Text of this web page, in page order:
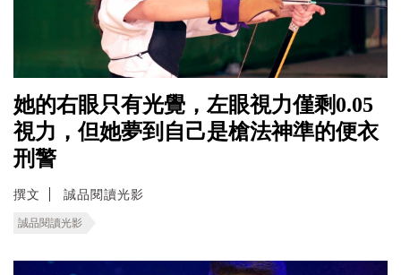
她的右眼只有光覺，左眼視力僅剩0.05
視力，但她夢到自己是槍法神準的便衣
刑警
撰文 誠品閱讀光影
誠品閱讀光影